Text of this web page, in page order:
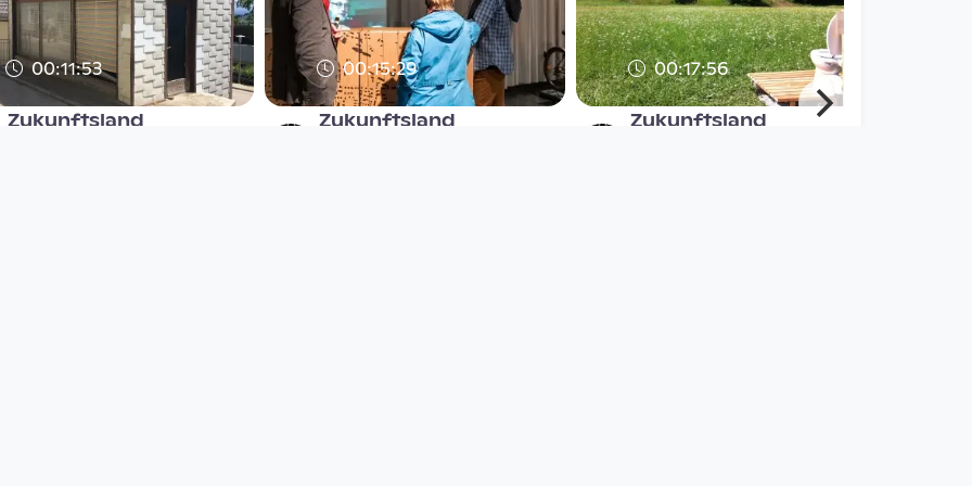
00:11:53
Zukunftsland
00:15:29
Zukunftsland
00:17:56
Zukunftsland